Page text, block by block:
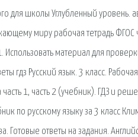
для школы Углубленный уровень.
миру рабочая тетрадь ФГОС
материал для
гдз Русский язык. 3 класс.
1, часть 2 (учебник). ГДЗ и
по русскому языку за 3 класс
Готовые ответы на задания.